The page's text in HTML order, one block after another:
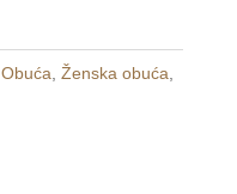
Obuća Ženska obuća